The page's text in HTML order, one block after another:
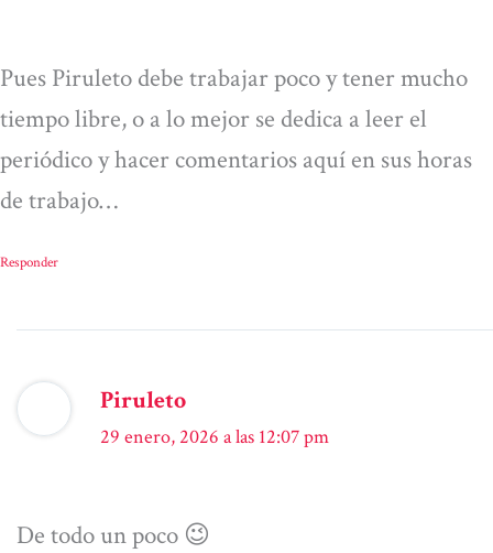
Pues Piruleto debe trabajar poco y tener mucho
tiempo libre, o a lo mejor se dedica a leer el
periódico y hacer comentarios aquí en sus horas
de trabajo…
Responder
Piruleto
29 enero, 2026 a las 12:07 pm
De todo un poco 😉